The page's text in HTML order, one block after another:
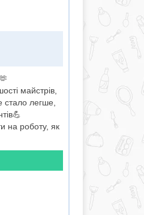
майстрів,
стало легше,
на роботу, як